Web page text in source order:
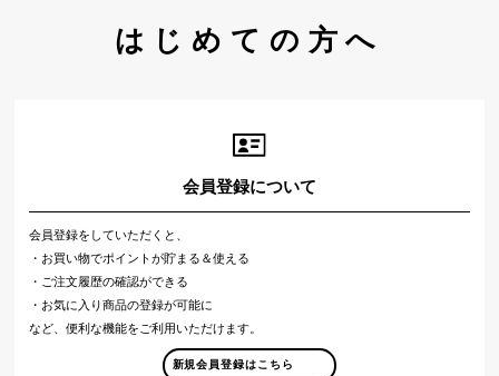
はじめての方へ
会員登録について
会員登録をしていただくと、
・お買い物でポイントが貯まる＆使える
・ご注文履歴の確認ができる
・お気に入り商品の登録が可能に
など、便利な機能をご利用いただけます。
新規会員登録はこちら